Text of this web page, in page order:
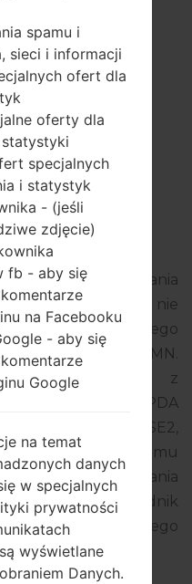
#126044
J7 2016
→ SamsungSM-
oprogramowania
J7 2016, ale nie
modelu Twojego
SM-J710MN.
to CTU z
z wersją PDA
J710MNUWA4CSE2,
Wersja systemu
oprogramowania
8.1.0. Pełny poradnik
układowego
tutaj
spamu i
sieci i informacji
ofert dla
oferty dla
specjalnych
i statystyk
- (jeśli
zdjęcie)
fb - aby się
na Facebooku
- aby się
Google
na temat
danych
w specjalnych
prywatności
wyświetlane
Danych.